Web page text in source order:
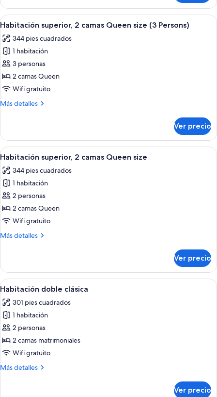
Deluxe
(with
Sofa
Abrir
todas
las
fotos
de
Habitación
superior,
camas
(3
Persons)
Habitación de hotel con dos camas,
5
Habitación superior, 2 camas Queen size (3 Persons)
344 pies cuadrados
1 habitación
3 personas
2 camas Queen
Wifi gratuito
Más detalles
Más
superior,
camas
size
(3
Persons)
Ver precio
Abrir
todas
las
fotos
de
Habitación
superior,
camas
Habitación de hotel con dos camas,
5
Habitación superior, 2 camas Queen size
344 pies cuadrados
1 habitación
2 personas
2 camas Queen
Wifi gratuito
Más detalles
Más
superior,
camas
size
Ver precio
Abrir
todas
las
fotos
de
Habitación
doble
Una habitación de hotel moderna
6
Habitación doble clásica
301 pies cuadrados
1 habitación
2 personas
2 camas matrimoniales
Wifi gratuito
Más detalles
Más
Ver precio